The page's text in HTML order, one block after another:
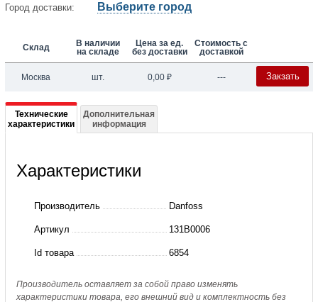
Город доставки:
Выберите город
Склад
В наличии
на складе
Цена за ед.
без доставки
Стоимость с
доставкой
Москва шт. 0,00 ₽ --- Закзать
Подробная
информация
131B0006
302,
4кВт,
Технические
характеристики
Дополнительная
информация
Характеристики
Производитель Danfoss
Артикул 131B0006
Id товара 6854
Производитель оставляет за собой право изменять
характеристики товара, его внешний вид и комплектность без